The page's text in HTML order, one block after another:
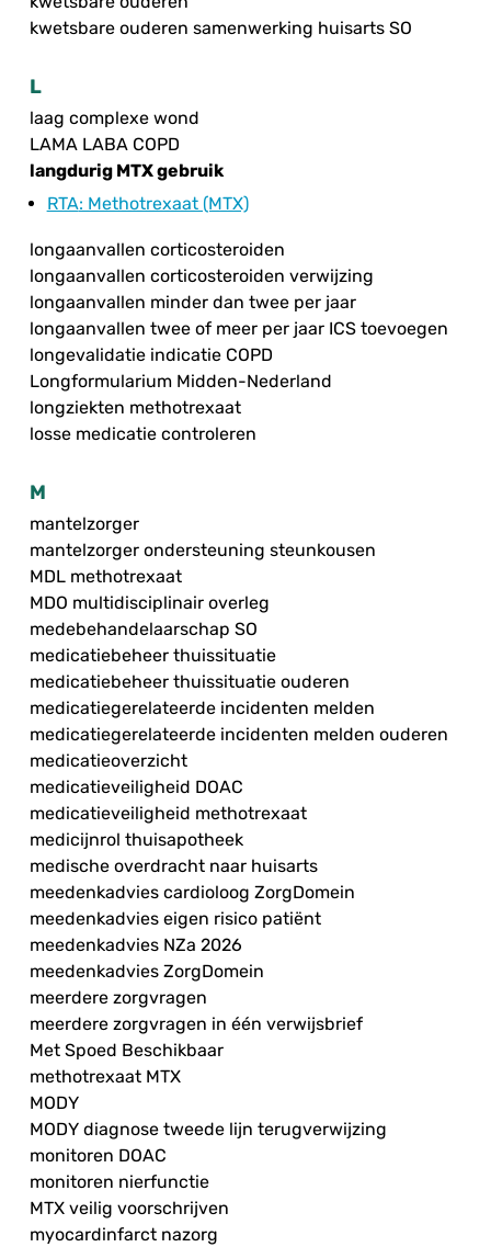
kwetsbare ouderen samenwerking huisarts SO
L
laag complexe wond
LAMA LABA COPD
langdurig MTX gebruik
RTA: Methotrexaat (MTX)
longaanvallen corticosteroiden
longaanvallen corticosteroiden verwijzing
longaanvallen minder dan twee per jaar
longaanvallen twee of meer per jaar ICS toevoegen
longevalidatie indicatie COPD
Longformularium Midden-Nederland
longziekten methotrexaat
losse medicatie controleren
M
mantelzorger
mantelzorger ondersteuning steunkousen
MDL methotrexaat
MDO multidisciplinair overleg
medebehandelaarschap SO
medicatiebeheer thuissituatie
medicatiebeheer thuissituatie ouderen
medicatiegerelateerde incidenten melden
medicatiegerelateerde incidenten melden ouderen
medicatieoverzicht
medicatieveiligheid DOAC
medicatieveiligheid methotrexaat
medicijnrol thuisapotheek
medische overdracht naar huisarts
meedenkadvies cardioloog ZorgDomein
meedenkadvies eigen risico patiënt
meedenkadvies NZa 2026
meedenkadvies ZorgDomein
meerdere zorgvragen
meerdere zorgvragen in één verwijsbrief
Met Spoed Beschikbaar
methotrexaat MTX
MODY
MODY diagnose tweede lijn terugverwijzing
monitoren DOAC
monitoren nierfunctie
MTX veilig voorschrijven
myocardinfarct nazorg